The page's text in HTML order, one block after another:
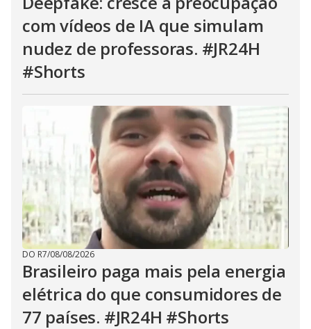
com vídeos de IA que simulam
nudez de professoras. #JR24H
#Shorts
DO R7/08/08/2026
Brasileiro paga mais pela energia
elétrica do que consumidores de
77 países. #JR24H #Shorts